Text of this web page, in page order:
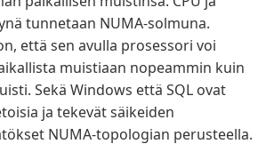
tunnetaan NUMA-solmuna.
että sen avulla prosessori voi
muistiaan nopeammin kuin
Sekä Windows että SQL ovat
ja tekevät säikeiden
NUMA-topologian perusteella.